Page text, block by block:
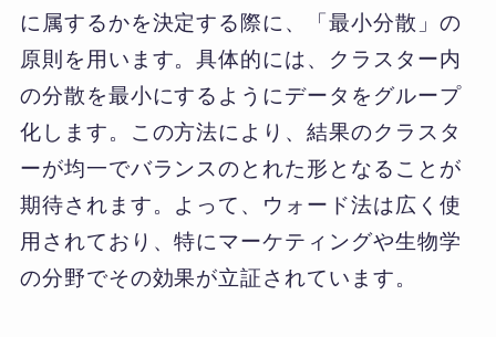
に属するかを決定する際に、「最小分散」の
原則を用います。具体的には、クラスター内
の分散を最小にするようにデータをグループ
化します。この方法により、結果のクラスタ
ーが均一でバランスのとれた形となることが
期待されます。よって、ウォード法は広く使
用されており、特にマーケティングや生物学
の分野でその効果が立証されています。